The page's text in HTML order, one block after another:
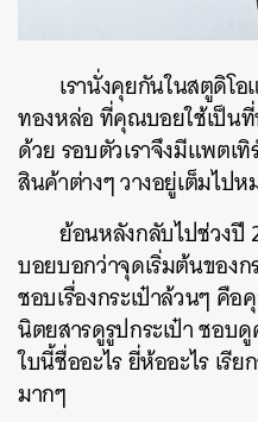
เรานั่งคุยกันในสตูดิโ
ทองหล่อ ที่คุณบอยใช้เป็น
ด้วย รอบตัวเราจึงมีแพตเทิ
สินค้าต่างๆ วางอยู่เต็มไป
ย้อนหลังกลับไปช่วง
บอยบอกว่าจุดเริ่มต้นของก
ชอบเรื่องกระเป๋าล้วนๆ คื
นิตยสารดูรูปกระเป๋า ชอบ
ใบนี้ชื่ออะไร ยี่ห้ออะไร เรี
มากๆ